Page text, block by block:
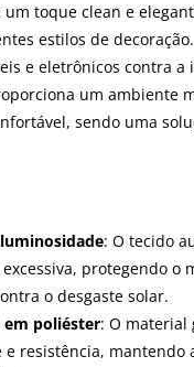
toque clean e
estilos de
e eletrônicos contra a
um ambiente
sendo uma
: O tecido
protegendo o
o desgaste solar.
em poliéster: O material
resistência, mantendo